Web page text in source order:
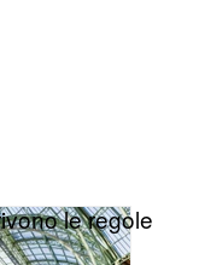
le regole